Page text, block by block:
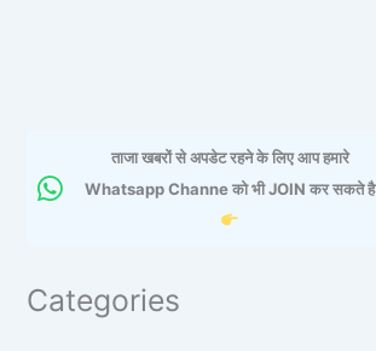
ताजा खबरों से अपडेट रहने के लिए आप हमारे
Whatsapp Channe को भी JOIN कर सकते है
Categories